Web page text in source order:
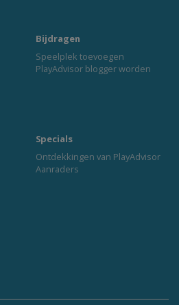
Bijdragen
Speelplek toevoegen
PlayAdvisor blogger worden
Specials
Ontdekkingen van PlayAdvisor
Aanraders